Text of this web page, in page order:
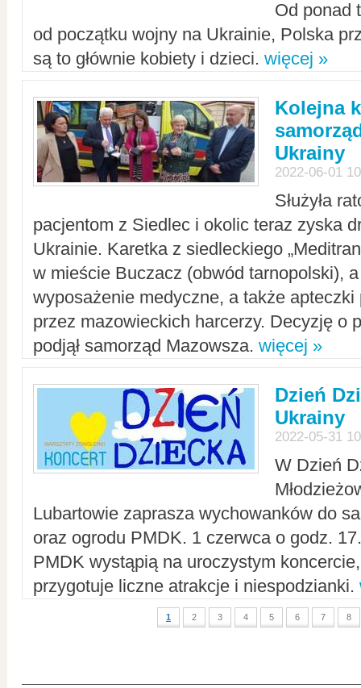
Od ponad
od początku wojny na Ukrainie, Polska
są to głównie kobiety i dzieci. więcej »
Kolejna
Ukrainy
2022-06-01
Służyła
pacjentom z Siedlec i okolic teraz zyska
Ukrainie. Karetka z siedleckiego
w mieście Buczacz (obwód tarnopolski),
wyposażenie medyczne, a także apteczki
przez mazowieckich harcerzy. Decyzję o
podjął samorząd Mazowsza. więcej »
Dzień
Ukrainy
2022-05-31
W Dzień
Lubartowie zaprasza wychowanków do
oraz ogrodu PMDK. 1 czerwca o godz.
PMDK wystąpią na uroczystym
przygotuje liczne atrakcje i niespodzianki.
1 2 3 4 5 6 7 8